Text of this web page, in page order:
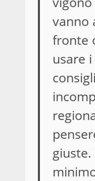
vanno
fronte
usare